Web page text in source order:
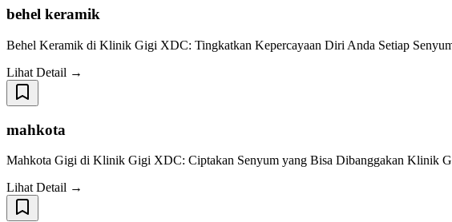
behel keramik
Behel Keramik di Klinik Gigi XDC: Tingkatkan Kepercayaan Diri Anda Setiap
Lihat Detail →
mahkota
Mahkota Gigi di Klinik Gigi XDC: Ciptakan Senyum yang Bisa Dibanggakan Klinik
Lihat Detail →